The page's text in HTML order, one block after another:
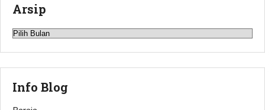
Arsip
Arsip
Info Blog